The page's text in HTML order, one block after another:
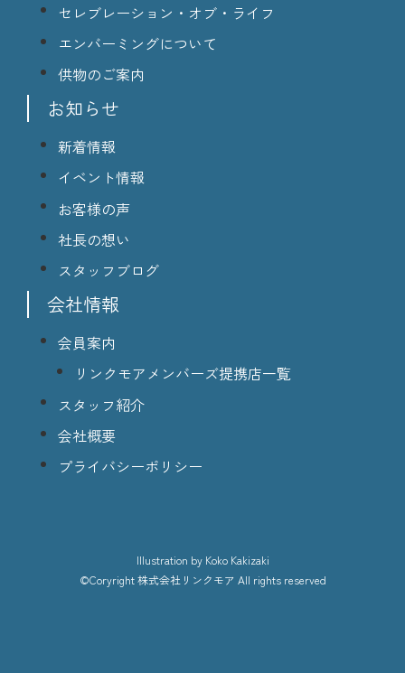
セレブレーション・オブ・ライフ
エンバーミングについて
供物のご案内
お知らせ
新着情報
イベント情報
お客様の声
社長の想い
スタッフブログ
会社情報
会員案内
リンクモアメンバーズ提携店一覧
スタッフ紹介
会社概要
プライバシーポリシー
lllustration by Koko Kakizaki
©Coryright 株式会社リンクモア All rights reserved